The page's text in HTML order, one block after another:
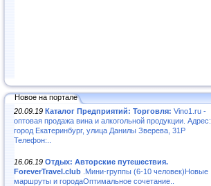
Новое на портале
20.09.19 Каталог Предприятий: Торговля: Vino1.ru -
оптовая продажа вина и алкогольной продукции. Адрес:
город Екатеринбург, улица Данилы Зверева, 31Р
Телефон:..
16.06.19 Отдых: Авторские путешествия.
ForeverTravel.club .Мини-группы (6-10 человек)Новые
маршруты и городаОптимальное сочетание..